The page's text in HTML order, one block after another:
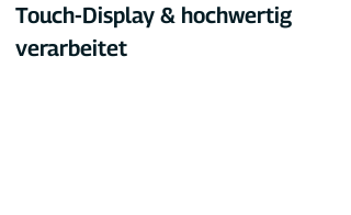
Touch-Display & hochwertig
verarbeitet